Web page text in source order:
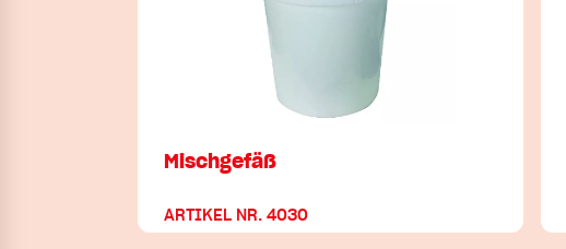
Mischgefäß
ARTIKEL NR. 4030